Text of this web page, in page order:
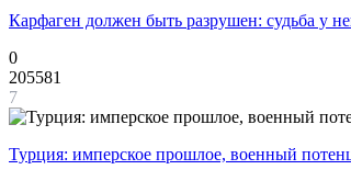
Карфаген должен быть разрушен: судьба у
0
205581
7
Турция: имперское прошлое, военный